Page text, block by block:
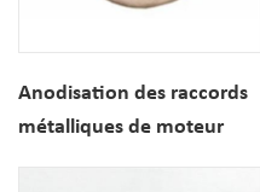
Anodisation des raccords
métalliques de moteur